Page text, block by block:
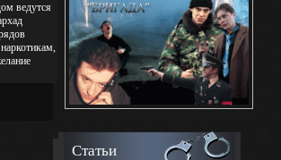
ведутся
Статьи